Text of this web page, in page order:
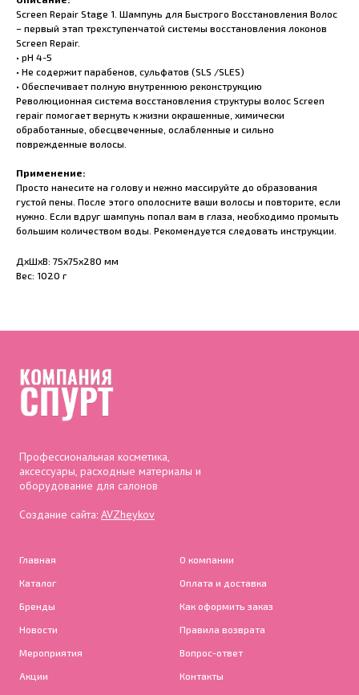
Screen Repair Stage 1. Шампунь для Быстрого Восстановления Волос
– первый этап трехступенчатой системы восстановления локонов
Screen Repair.
• pH 4-5
• Не содержит парабенов, сульфатов (SLS /SLES)
• Обеспечивает полную внутреннюю реконструкцию
Революционная система восстановления структуры волос Screen
repair помогает вернуть к жизни окрашенные, химически
обработанные, обесцвеченные, ослабленные и сильно
поврежденные волосы.
Применение:
Просто нанесите на голову и нежно массируйте до образования
густой пены. После этого ополосните ваши волосы и повторите, если
нужно. Если вдруг шампунь попал вам в глаза, необходимо промыть
большим количеством воды. Рекомендуется следовать инструкции.
ДxШxВ: 75x75x280 мм
Вес: 1020 г
Профессиональная косметика,
аксессуары, расходные материалы и
оборудование для салонов
Создание сайта: AVZheykov
Главная
Каталог
Бренды
Новости
Мероприятия
Акции
О компании
Оплата и доставка
Как оформить заказ
Правила возврата
Вопрос-ответ
Контакты